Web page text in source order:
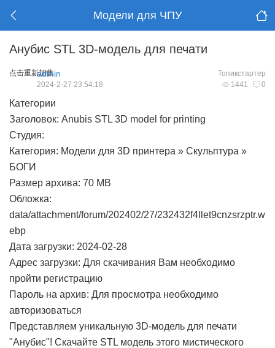
Модели для ЧПУ
Анубис STL 3D-модель для печати
点击重新加载 Топикстартер
admin
1441 0
2024-2-27 23:54:18
Категории
Заголовок: Anubis STL 3D model for printing
Студия:
Категория: Модели для 3D принтера » Скульптура »
БОГИ
Размер архива: 70 MB
Обложка:
data/attachment/forum/202402/27/232432f4llet9cnzsrzptr.w
ebp
Дата загрузки: 2024-02-28
Адрес загрузки: Для скачивания Вам необходимо
пройти регистрацию
Пароль на архив: Для просмотра необходимо
авторизоваться
Представляем уникальную 3D-модель для печати
"Анубис"! Скачайте STL модель этого мистического